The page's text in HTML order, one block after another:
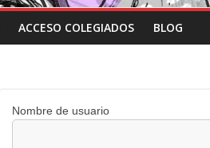
ACCESO COLEGIADOS BLOG
Nombre de usuario